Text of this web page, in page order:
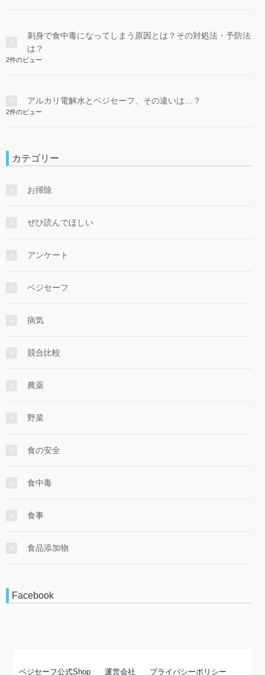
刺身で食中毒になってしまう原因とは？その対処法・予防法
は？
2件のビュー
アルカリ電解水とベジセーフ、その違いは…？
2件のビュー
カテゴリー
お掃除
ぜひ読んでほしい
アンケート
ベジセーフ
病気
競合比較
農薬
野菜
食の安全
食中毒
食事
食品添加物
Facebook
ベジセーフ公式Shop 運営会社 プライバシーポリシー